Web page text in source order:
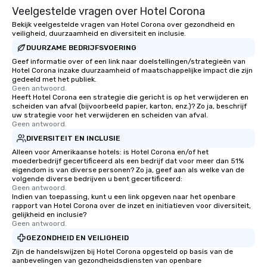
Veelgestelde vragen over Hotel Corona
Bekijk veelgestelde vragen van Hotel Corona over gezondheid en
veiligheid, duurzaamheid en diversiteit en inclusie.
DUURZAME BEDRIJFSVOERING
Geef informatie over of een link naar doelstellingen/strategieën van
Hotel Corona inzake duurzaamheid of maatschappelijke impact die zijn
gedeeld met het publiek.
Geen antwoord.
Heeft Hotel Corona een strategie die gericht is op het verwijderen en
scheiden van afval (bijvoorbeeld papier, karton, enz.)? Zo ja, beschrijf
uw strategie voor het verwijderen en scheiden van afval.
Geen antwoord.
DIVERSITEIT EN INCLUSIE
Alleen voor Amerikaanse hotels: is Hotel Corona en/of het
moederbedrijf gecertificeerd als een bedrijf dat voor meer dan 51%
eigendom is van diverse personen? Zo ja, geef aan als welke van de
volgende diverse bedrijven u bent gecertificeerd:
Geen antwoord.
Indien van toepassing, kunt u een link opgeven naar het openbare
rapport van Hotel Corona over de inzet en initiatieven voor diversiteit,
gelijkheid en inclusie?
Geen antwoord.
GEZONDHEID EN VEILIGHEID
Zijn de handelswijzen bij Hotel Corona opgesteld op basis van de
aanbevelingen van gezondheidsdiensten van openbare